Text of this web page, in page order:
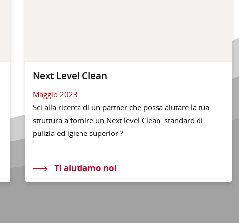
Next Level Clean
Maggio 2023
Sei alla ricerca di un partner che possa aiutare la tua
struttura a fornire un Next level Clean: standard di
pulizia ed igiene superiori?
Ti aiutiamo noi